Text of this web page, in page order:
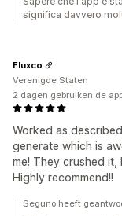
significa davvero
Worked as
generate which is
me! They crushed
Highly recommend!!
Fluxco
Verenigde Staten
2 dagen gebruiken de
Seguno heeft